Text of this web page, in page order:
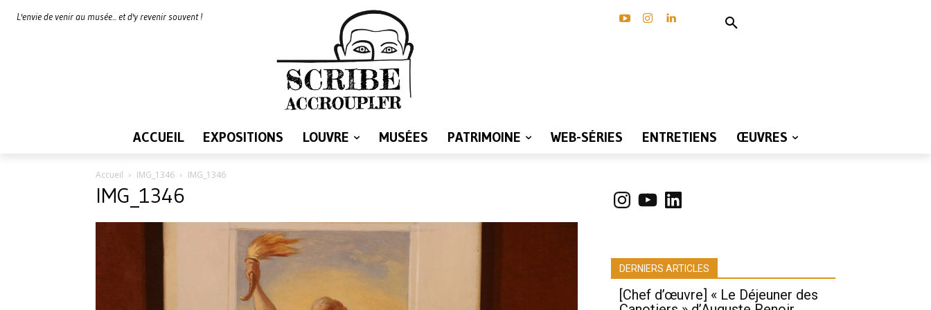
L'envie de venir au musée... et d'y revenir souvent !
ACCUEIL EXPOSITIONS LOUVRE MUSÉES PATRIMOINE WEB-SÉRIES ENTRETIENS ŒUVRES
Accueil IMG_1346 IMG_1346
IMG_1346 Instagram
YouTubeLinkedIn
DERNIERS ARTICLES
[Chef d’œuvre] « Le Déjeuner des